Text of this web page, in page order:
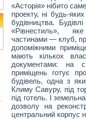
«Асторія» нібито
проекту, ні будь-
будівництва.
«Рівнестиль»,
частинами — клуб,
допоміжними
мають кількох
документами: на
приміщень готує
будівель, одна з
Климу Савуру, під
під готель. І
дозволу на
центральний корпус